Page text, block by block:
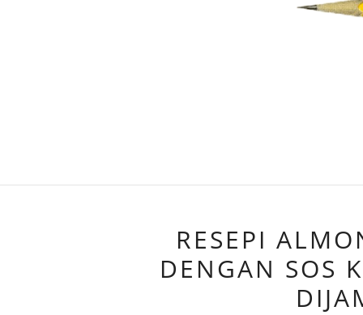
RESEPI
DENGAN SOS